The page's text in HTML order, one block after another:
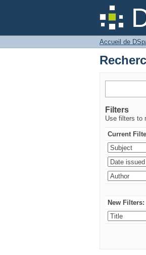
Accueil de
Filters
Use filters to
Current
New Filters: